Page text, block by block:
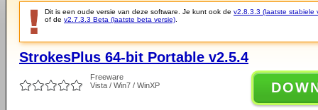
Dit is een oude versie van deze software. Je kunt ook de v2.8.3.3 (laatste stabiele
of de v2.7.3.3 Beta (laatste beta versie)
StrokesPlus 64-bit Portable v2.5.4
Freeware
Vista / Win7 / WinXP